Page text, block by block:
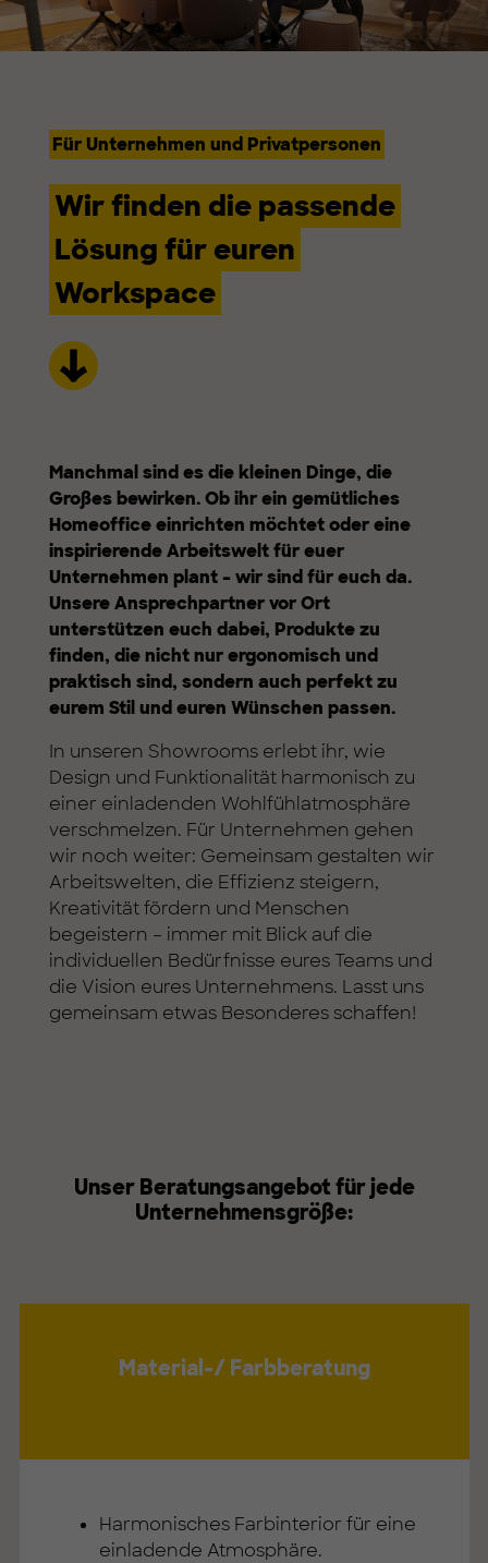
Für Unternehmen und Privatpersonen
Wir finden die passende
Lösung für euren
Workspace
Manchmal sind es die kleinen Dinge, die
Großes bewirken. Ob ihr ein gemütliches
Homeoffice einrichten möchtet oder eine
inspirierende Arbeitswelt für euer
Unternehmen plant – wir sind für euch da.
Unsere Ansprechpartner vor Ort
unterstützen euch dabei, Produkte zu
finden, die nicht nur ergonomisch und
praktisch sind, sondern auch perfekt zu
eurem Stil und euren Wünschen passen.
In unseren Showrooms erlebt ihr, wie
Design und Funktionalität harmonisch zu
einer einladenden Wohlfühlatmosphäre
verschmelzen. Für Unternehmen gehen
wir noch weiter: Gemeinsam gestalten wir
Arbeitswelten, die Effizienz steigern,
Kreativität fördern und Menschen
begeistern – immer mit Blick auf die
individuellen Bedürfnisse eures Teams und
die Vision eures Unternehmens. Lasst uns
gemeinsam etwas Besonderes schaffen!
Unser Beratungsangebot für jede
Unternehmensgröße:
Material-/ Farbberatung
Harmonisches Farbinterior für eine
einladende Atmosphäre.